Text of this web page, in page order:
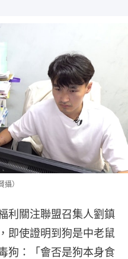
）
利關注聯盟召集人劉鎮
即使證明到狗是中老鼠
狗：「會否是狗本身食